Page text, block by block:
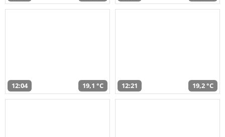
12:04 19,1 °C 12:21 19,2 °C